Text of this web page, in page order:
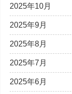
2025年10月
2025年9月
2025年8月
2025年7月
2025年6月